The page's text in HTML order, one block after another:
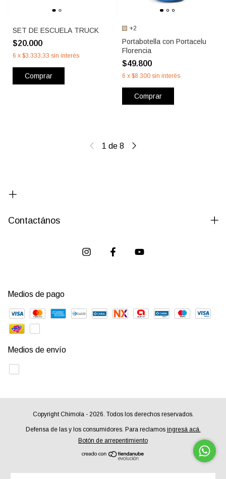
SET DE ESCUELA TRUCK
$20.000
6 x $3.333,33 sin interés
Comprar
+2
Portabotella con Portacelu
Florencia
$49.800
6 x $8.300 sin interés
Comprar
1 de 8
Contactános
Medios de pago
Medios de envío
Copyright Chimola - 2026. Todos los derechos reservados.
Defensa de las y los consumidores. Para reclamos ingresá acá.
Botón de arrepentimiento